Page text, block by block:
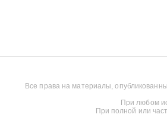
Все права на материалы,
При любом
При полной или